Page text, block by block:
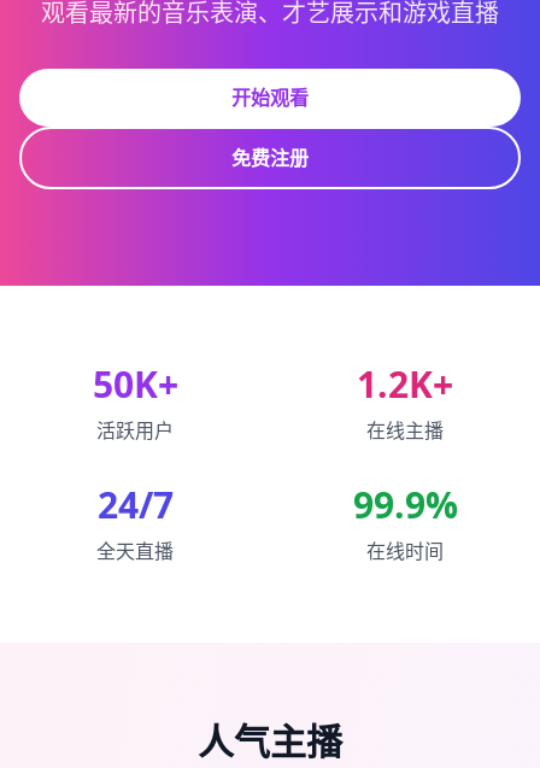
观看最新的音乐表演、才艺展示和游戏直播
开始观看
免费注册
50K+
活跃用户
1.2K+
在线主播
24/7
全天直播
99.9%
在线时间
人气主播